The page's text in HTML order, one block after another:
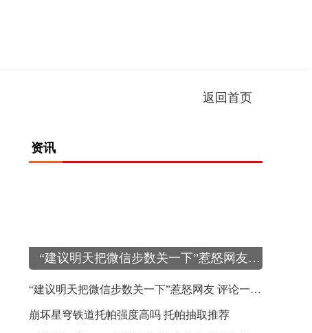
返回首页
资讯
崩坏星穹铁道托帕强度高吗 托帕抽取推荐
“建议明天把微信步数关一下”惹怒网友 评论一边倒
崩坏星穹铁道托帕强度高吗 托帕抽取推荐